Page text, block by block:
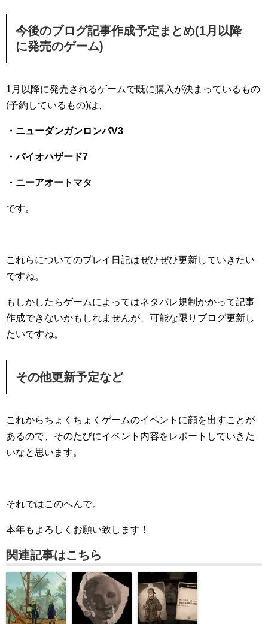
今後のブログ記事作成予定まとめ(1月以降
に発売のゲーム)
1月以降に発売されるゲームで既に購入が決まっているもの
(予約しているもの)は、
・ニューダンガンロンパV3
・バイオハザード7
・ニーアオートマタ
です。
これらについてのプレイ日記はぜひぜひ更新していきたい
ですね。
もしかしたらゲームによってはネタバレ規制かかって記事
作成できないかもしれませんが、可能な限りブログ更新し
たいですね。
その他更新予定など
これからちょくちょくゲームのイベントに顔を出すことが
あるので、そのたびにイベント内容をレポートしていきた
いなと思います。
それではこのへんで。
本年もよろしくお願い致します！
関連記事はこちら